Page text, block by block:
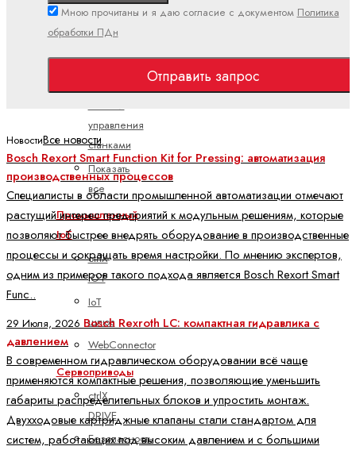
Клавиатуры
Компактные
панели
управления
станками
Показать
все
Промышленный
IoT
ctrlX
IOT
IoT
шлюз
WebConnector
Сервоприводы
ctrlX
DRIVE
Безопасность
Мною прочитаны и я даю согласие с документом Политика
обработки ПДн
Отправить запрос
НовостиВсе новости
Bosch Rexort Smart Function Kit for Pressing: автоматизация
производственных процессов
Специалисты в области промышленной автоматизации отмечают
растущий интерес предприятий к модульным решениям, которые
позволяют быстрее внедрять оборудование в производственные
процессы и сокращать время настройки. По мнению экспертов,
одним из примеров такого подхода является Bosch Rexort Smart
Func..
29 Июля, 2026 Bosch Rexroth LC: компактная гидравлика с
давлением
В современном гидравлическом оборудовании всё чаще
применяются компактные решения, позволяющие уменьшить
габариты распределительных блоков и упростить монтаж.
Двухходовые картриджные клапаны стали стандартом для
систем, работающих под высоким давлением и с большими